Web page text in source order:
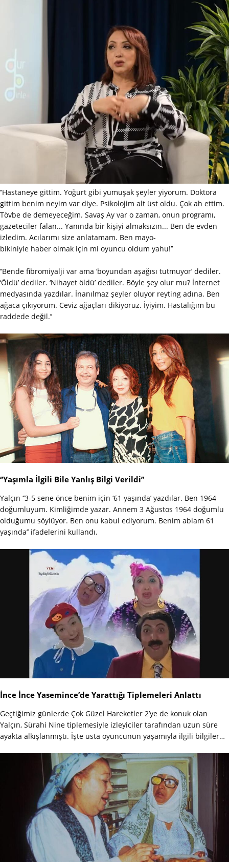
‘’Hastaneye gittim. Yoğurt gibi yumuşak şeyler yiyorum. Doktora
gittim benim neyim var diye. Psikolojim alt üst oldu. Çok ah ettim.
Tövbe de demeyeceğim. Savaş Ay var o zaman, onun programı,
gazeteciler falan... Yanında bir kişiyi almaksızın... Ben de evden
izledim. Acılarımı size anlatamam. Ben mayo-
bikiniyle haber olmak için mi oyuncu oldum yahu!’’
‘’Bende fibromiyalji var ama ‘boyundan aşağısı tutmuyor’ dediler.
‘Öldü’ dediler. ‘Nihayet öldü’ dediler. Böyle şey olur mu? İnternet
medyasında yazdılar. İnanılmaz şeyler oluyor reyting adına. Ben
ağaca çıkıyorum. Ceviz ağaçları dikiyoruz. İyiyim. Hastalığım bu
raddede değil.’’
‘’Yaşımla İlgili Bile Yanlış Bilgi Verildi’’
Yalçın ‘’3-5 sene önce benim için ‘61 yaşında’ yazdılar. Ben 1964
doğumluyum. Kimliğimde yazar. Annem 3 Ağustos 1964 doğumlu
olduğumu söylüyor. Ben onu kabul ediyorum. Benim ablam 61
yaşında’’ ifadelerini kullandı.
İnce İnce Yasemince’de Yarattığı Tiplemeleri Anlattı
Geçtiğimiz günlerde Çok Güzel Hareketler 2’ye de konuk olan
Yalçın, Sürahi Nine tiplemesiyle izleyiciler tarafından uzun süre
ayakta alkışlanmıştı. İşte usta oyuncunun yaşamıyla ilgili bilgiler…